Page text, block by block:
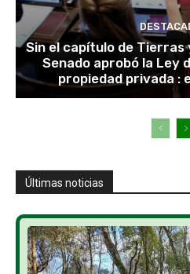
Sin el capítulo de Tierras
Senado aprobó la Ley
propiedad privada :
Últimas noticias